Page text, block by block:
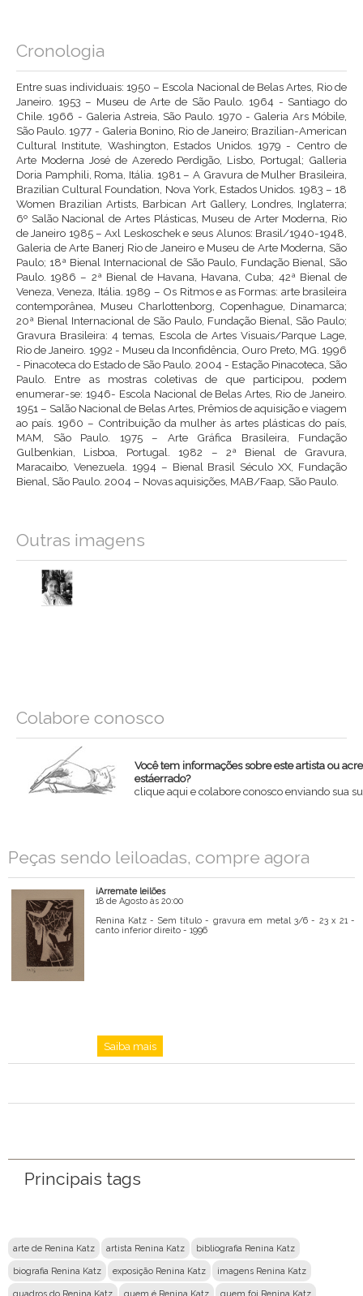
Cronologia
Entre suas individuais: 1950 – Escola Nacional de Belas Artes, Rio de
Janeiro. 1953 – Museu de Arte de São Paulo. 1964 - Santiago do
Chile. 1966 - Galeria Astreia, São Paulo. 1970 - Galeria Ars Móbile,
São Paulo. 1977 - Galeria Bonino, Rio de Janeiro; Brazilian-American
Cultural Institute, Washington, Estados Unidos. 1979 - Centro de
Arte Moderna José de Azeredo Perdigão, Lisbo, Portugal; Galleria
Doria Pamphili, Roma, Itália. 1981 – A Gravura de Mulher Brasileira,
Brazilian Cultural Foundation, Nova York, Estados Unidos. 1983 – 18
Women Brazilian Artists, Barbican Art Gallery, Londres, Inglaterra;
6º Salão Nacional de Artes Plásticas, Museu de Arter Moderna, Rio
de Janeiro 1985 – Axl Leskoschek e seus Alunos: Brasil/1940-1948,
Galeria de Arte Banerj Rio de Janeiro e Museu de Arte Moderna, São
Paulo; 18ª Bienal Internacional de São Paulo, Fundação Bienal, São
Paulo. 1986 – 2ª Bienal de Havana, Havana, Cuba; 42ª Bienal de
Veneza, Veneza, Itália. 1989 – Os Ritmos e as Formas: arte brasileira
contemporânea, Museu Charlottenborg, Copenhague, Dinamarca;
20ª Bienal Internacional de São Paulo, Fundação Bienal, São Paulo;
Gravura Brasileira: 4 temas, Escola de Artes Visuais/Parque Lage,
Rio de Janeiro. 1992 - Museu da Inconfidência, Ouro Preto, MG. 1996
- Pinacoteca do Estado de São Paulo. 2004 - Estação Pinacoteca, São
Paulo. Entre as mostras coletivas de que participou, podem
enumerar-se: 1946- Escola Nacional de Belas Artes, Rio de Janeiro.
1951 – Salão Nacional de Belas Artes, Prêmios de aquisição e viagem
ao país. 1960 – Contribuição da mulher às artes plásticas do país,
MAM, São Paulo. 1975 – Arte Gráfica Brasileira, Fundação
Gulbenkian, Lisboa, Portugal. 1982 – 2ª Bienal de Gravura,
Maracaibo, Venezuela. 1994 – Bienal Brasil Século XX, Fundação
Bienal, São Paulo. 2004 – Novas aquisições, MAB/Faap, São Paulo.
Outras imagens
Colabore conosco
Você tem informações sobre este artista ou
estáerrado?
clique aqui e colabore conosco enviando sua
Mensagem
Peças sendo leiloadas, compre agora
iArremate leilões
18 de Agosto às 20:00
Renina Katz - Sem título - gravura em metal 3/6 - 23 x 21 -
canto inferior direito - 1996
Saiba mais
Principais tags
arte de Renina Katz artista Renina Katz bibliografia Renina Katz
biografia Renina Katz exposição Renina Katz imagens Renina Katz
quadros do Renina Katz quem é Renina Katz quem foi Renina Katz